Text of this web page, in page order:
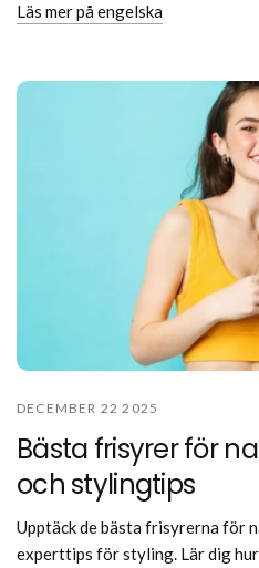
Läs mer på engelska
DECEMBER 22 2025
Bästa frisyrer för
och stylingtips
Upptäck de bästa frisyrerna för
experttips för styling. Lär dig